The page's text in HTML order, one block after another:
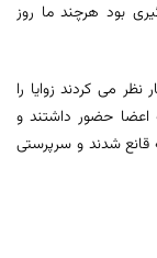
بود هرچند ما روز
می کردند زوایا را
اعضا حضور داشتند و
قانع شدند و سرپرستی